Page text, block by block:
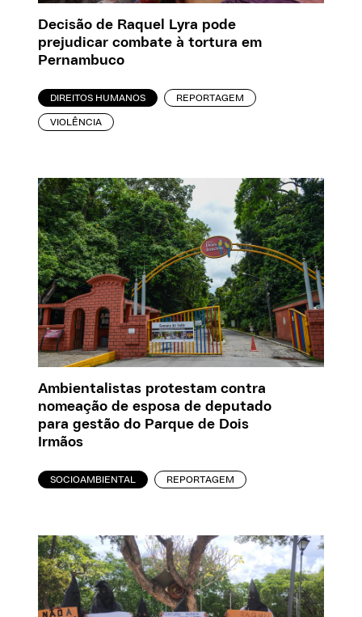
Decisão de Raquel Lyra pode
prejudicar combate à tortura em
Pernambuco
DIREITOS HUMANOS REPORTAGEM
VIOLÊNCIA
Ambientalistas protestam contra
nomeação de esposa de deputado
para gestão do Parque de Dois
Irmãos
SOCIOAMBIENTAL REPORTAGEM